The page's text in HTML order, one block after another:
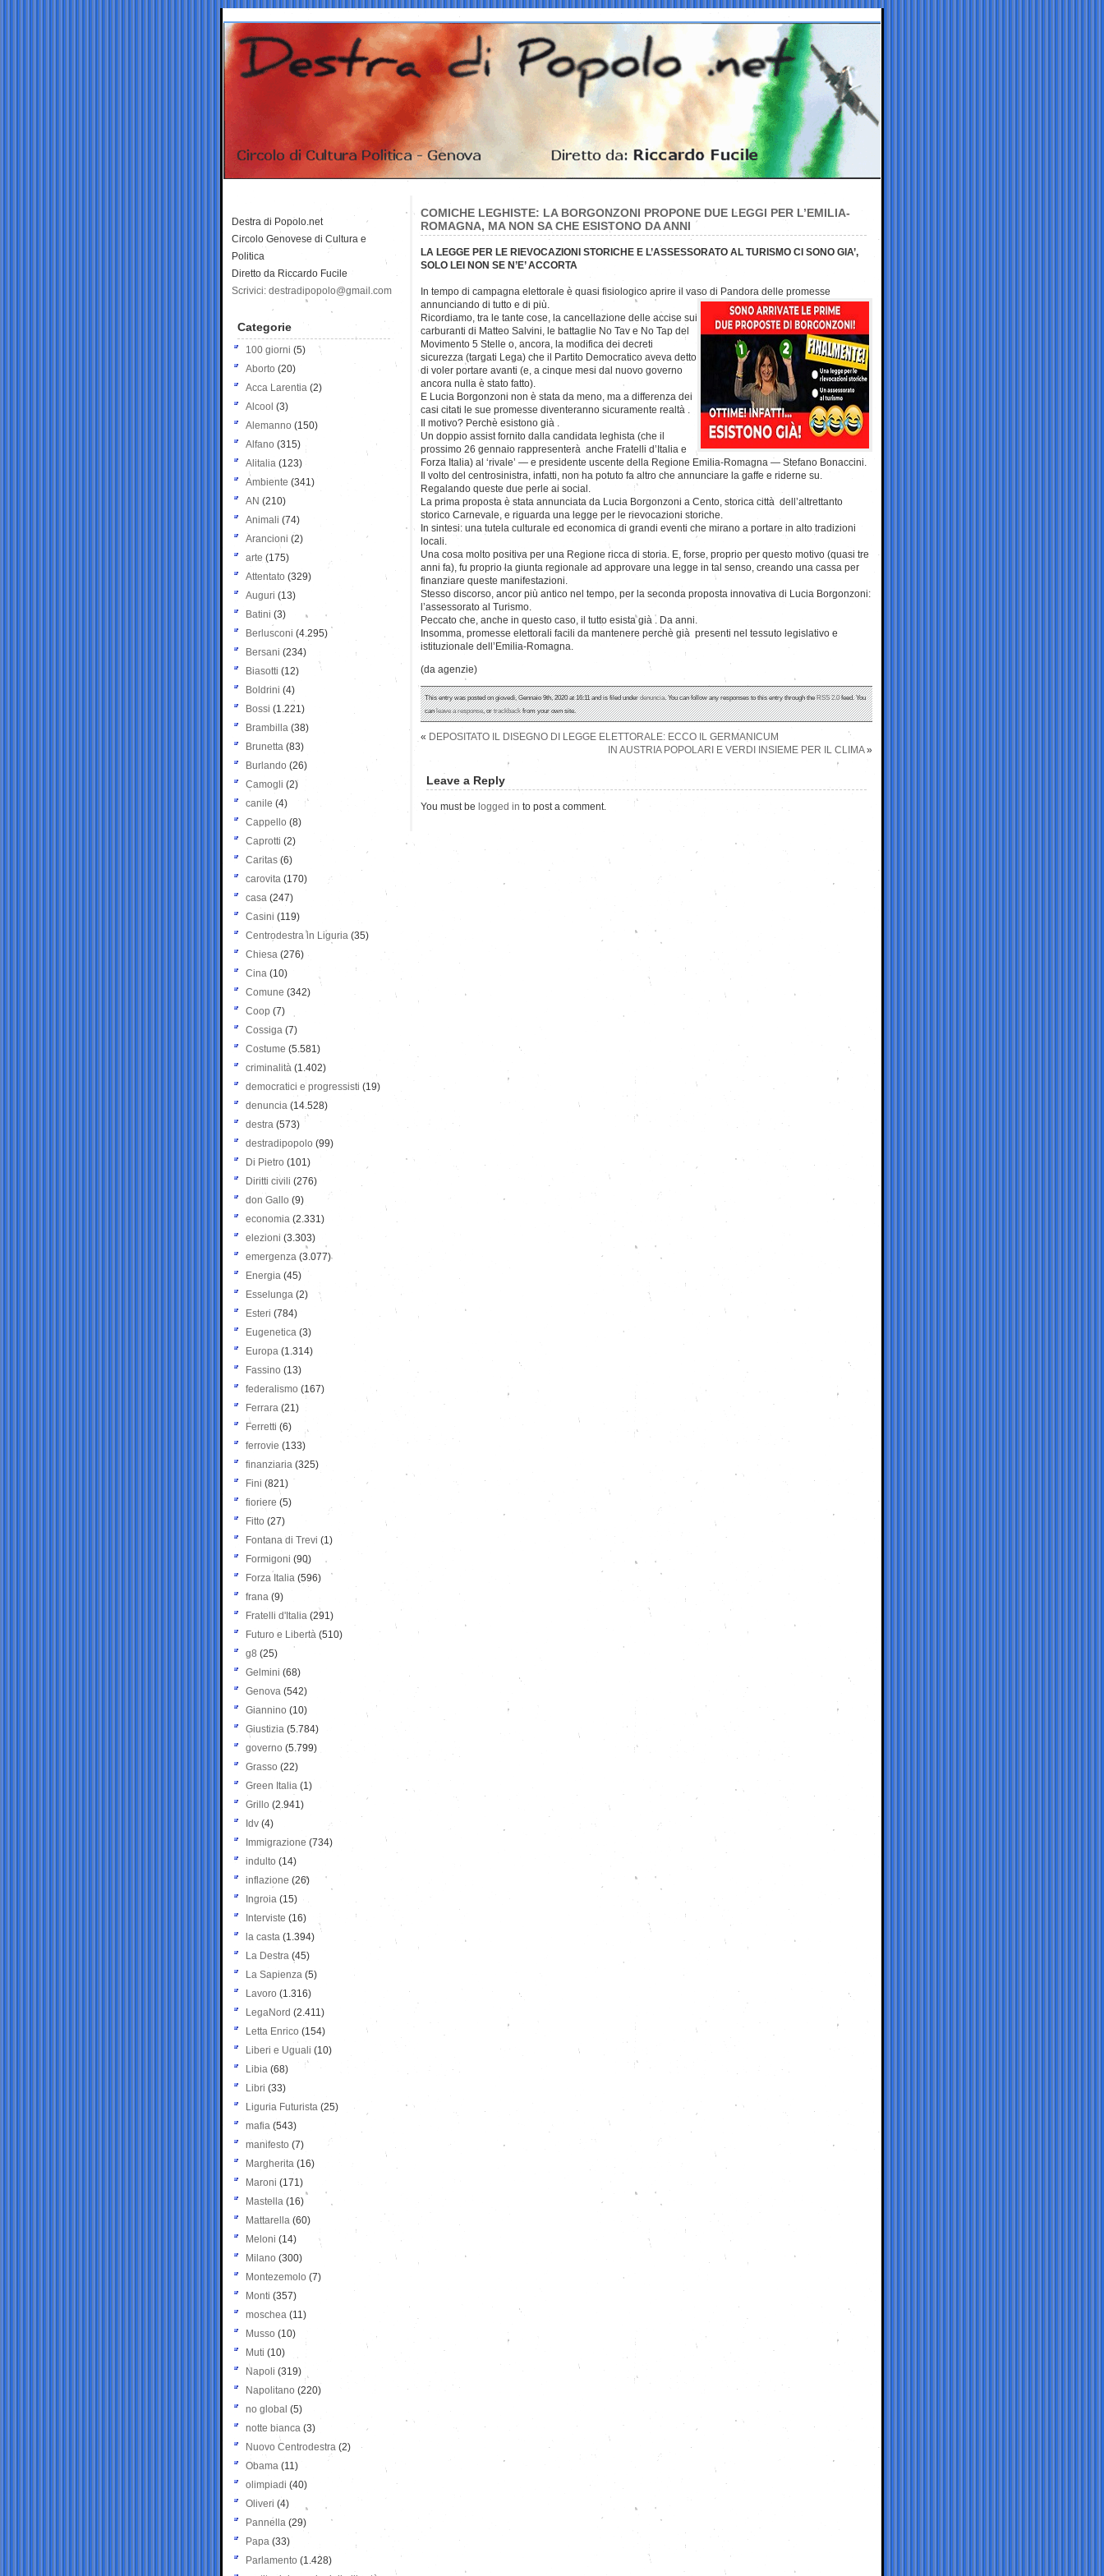
COMICHE LEGHISTE: LA BORGONZONI PROPONE DUE LEGGI PER L’EMILIA-
ROMAGNA, MA NON SA CHE ESISTONO DA ANNI
LA LEGGE PER LE RIEVOCAZIONI STORICHE E L’ASSESSORATO AL TURISMO CI SONO GIA’,
SOLO LEI NON SE N’E’ ACCORTA
In tempo di campagna elettorale è quasi fisiologico aprire il vaso di Pandora delle promesse
annunciando di tutto e di più.
Ricordiamo, tra le tante cose, la cancellazione delle accise sui
carburanti di Matteo Salvini, le battaglie No Tav e No Tap del
Movimento 5 Stelle o, ancora, la modifica dei decreti
sicurezza (targati Lega) che il Partito Democratico aveva detto
di voler portare avanti (e, a cinque mesi dal nuovo governo
ancora nulla è stato fatto).
E Lucia Borgonzoni non è stata da meno, ma a differenza dei
casi citati le sue promesse diventeranno sicuramente realtà .
Il motivo? Perchè esistono già .
Un doppio assist fornito dalla candidata leghista (che il
prossimo 26 gennaio rappresenterà anche Fratelli d’Italia e
Forza Italia) al ‘rivale’ — e presidente uscente della Regione Emilia-Romagna — Stefano Bonaccini.
Il volto del centrosinistra, infatti, non ha potuto fa altro che annunciare la gaffe e riderne su.
Regalando queste due perle ai social.
La prima proposta è stata annunciata da Lucia Borgonzoni a Cento, storica città dell’altrettanto
storico Carnevale, e riguarda una legge per le rievocazioni storiche.
In sintesi: una tutela culturale ed economica di grandi eventi che mirano a portare in alto tradizioni
locali.
Una cosa molto positiva per una Regione ricca di storia. E, forse, proprio per questo motivo (quasi tre
anni fa), fu proprio la giunta regionale ad approvare una legge in tal senso, creando una cassa per
finanziare queste manifestazioni.
Stesso discorso, ancor più antico nel tempo, per la seconda proposta innovativa di Lucia Borgonzoni:
l’assessorato al Turismo.
Peccato che, anche in questo caso, il tutto esista già . Da anni.
Insomma, promesse elettorali facili da mantenere perchè già presenti nel tessuto legislativo e
istituzionale dell’Emilia-Romagna.
(da agenzie)
This entry was posted on giovedì, Gennaio 9th, 2020 at 16:11 and is filed underdenuncia. You can follow any responses to this entry through theRSS 2.0feed. You
canleave a response, ortrackbackfrom your own site.
« DEPOSITATO IL DISEGNO DI LEGGE ELETTORALE: ECCO IL GERMANICUM
IN AUSTRIA POPOLARI E VERDI INSIEME PER IL CLIMA»
Leave a Reply
You must be logged in to post a comment.
Destra di Popolo.net
Circolo Genovese di Cultura e
Politica
Diretto da Riccardo Fucile
Scrivici: destradipopolo@gmail.com
Categorie
100 giorni (5)
Aborto (20)
Acca Larentia (2)
Alcool (3)
Alemanno (150)
Alfano (315)
Alitalia (123)
Ambiente (341)
AN (210)
Animali (74)
Arancioni (2)
arte (175)
Attentato (329)
Auguri (13)
Batini (3)
Berlusconi (4.295)
Bersani (234)
Biasotti (12)
Boldrini (4)
Bossi (1.221)
Brambilla (38)
Brunetta (83)
Burlando (26)
Camogli (2)
canile (4)
Cappello (8)
Caprotti (2)
Caritas (6)
carovita (170)
casa (247)
Casini (119)
Centrodestra in Liguria (35)
Chiesa (276)
Cina (10)
Comune (342)
Coop (7)
Cossiga (7)
Costume (5.581)
criminalità (1.402)
democratici e progressisti (19)
denuncia (14.528)
destra (573)
destradipopolo (99)
Di Pietro (101)
Diritti civili (276)
don Gallo (9)
economia (2.331)
elezioni (3.303)
emergenza (3.077)
Energia (45)
Esselunga (2)
Esteri (784)
Eugenetica (3)
Europa (1.314)
Fassino (13)
federalismo (167)
Ferrara (21)
Ferretti (6)
ferrovie (133)
finanziaria (325)
Fini (821)
fioriere (5)
Fitto (27)
Fontana di Trevi (1)
Formigoni (90)
Forza Italia (596)
frana (9)
Fratelli d'Italia (291)
Futuro e Libertà (510)
g8 (25)
Gelmini (68)
Genova (542)
Giannino (10)
Giustizia (5.784)
governo (5.799)
Grasso (22)
Green Italia (1)
Grillo (2.941)
Idv (4)
Immigrazione (734)
indulto (14)
inflazione (26)
Ingroia (15)
Interviste (16)
la casta (1.394)
La Destra (45)
La Sapienza (5)
Lavoro (1.316)
LegaNord (2.411)
Letta Enrico (154)
Liberi e Uguali (10)
Libia (68)
Libri (33)
Liguria Futurista (25)
mafia (543)
manifesto (7)
Margherita (16)
Maroni (171)
Mastella (16)
Mattarella (60)
Meloni (14)
Milano (300)
Montezemolo (7)
Monti (357)
moschea (11)
Musso (10)
Muti (10)
Napoli (319)
Napolitano (220)
no global (5)
notte bianca (3)
Nuovo Centrodestra (2)
Obama (11)
olimpiadi (40)
Oliveri (4)
Pannella (29)
Papa (33)
Parlamento (1.428)